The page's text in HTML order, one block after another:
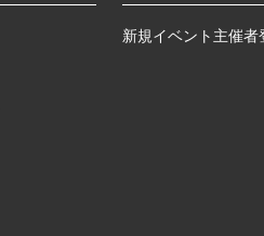
新規イベント主催者